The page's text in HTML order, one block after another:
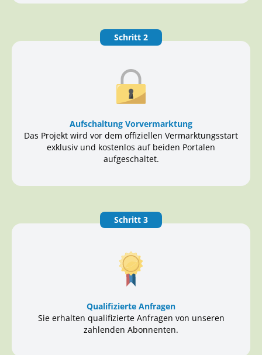
Schritt 2
Aufschaltung Vorvermarktung
Das Projekt wird vor dem offiziellen Vermarktungsstart
exklusiv und kostenlos auf beiden Portalen
aufgeschaltet.
Schritt 3
Qualifizierte Anfragen
Sie erhalten qualifizierte Anfragen von unseren
zahlenden Abonnenten.